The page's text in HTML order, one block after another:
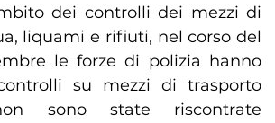
dei controlli dei mezzi di
liquami e rifiuti, nel corso del
le forze di polizia hanno
su mezzi di trasporto
sono state riscontrate